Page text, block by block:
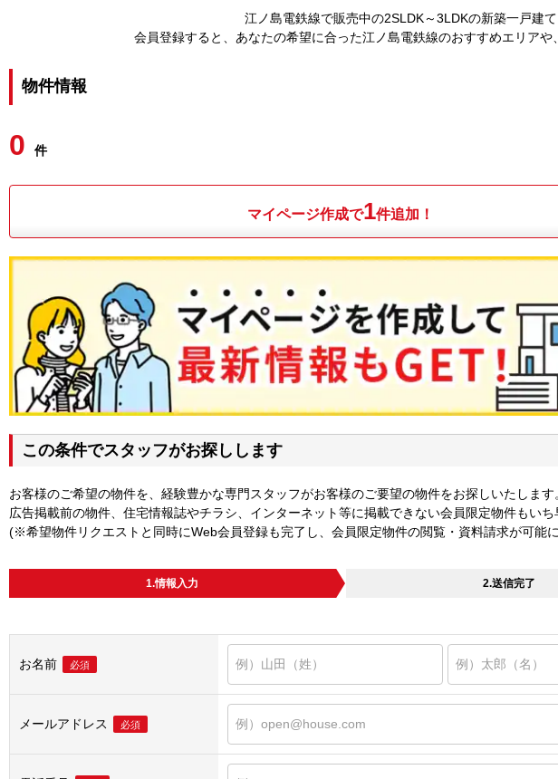
江ノ島電鉄線で販売中の2SLDK～3LDKの新築一戸建て
会員登録すると、あなたの希望に合った江ノ島電鉄線のおすすめエリアや
物件情報
0 件
マイページ作成で1件追加！
この条件でスタッフがお探しします
お客様のご希望の物件を、経験豊かな専門スタッフがお客様のご要望の物件をお探しいたします
広告掲載前の物件、住宅情報誌やチラシ、インターネット等に掲載できない会員限定物件もいち
(※希望物件リクエストと同時にWeb会員登録も完了し、会員限定物件の閲覧・資料請求が可能
1.情報入力 2.送信完了
お名前 必須
メールアドレス 必須